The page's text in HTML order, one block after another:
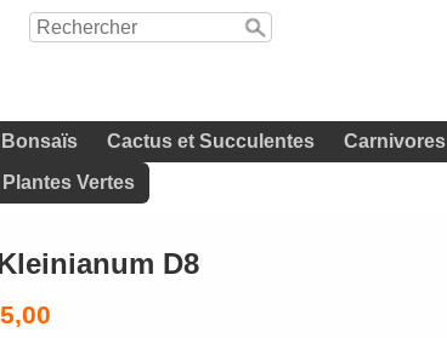
Bonsaïs Cactus et Succulentes Carnivores
Plantes Vertes
D8